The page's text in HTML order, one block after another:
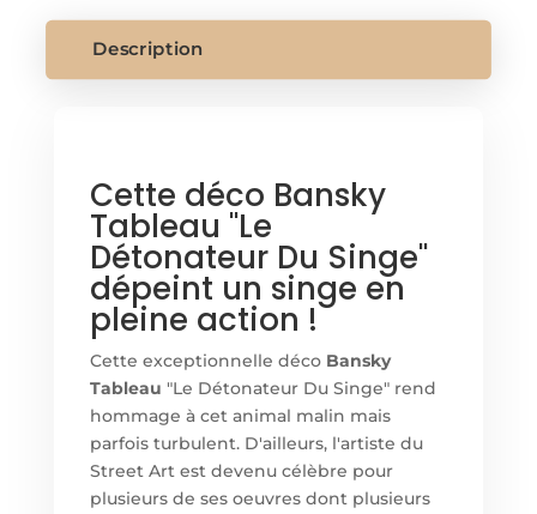
Description
Cette déco Bansky
Tableau "Le
Détonateur Du Singe"
dépeint un singe en
pleine action !
Cette exceptionnelle déco Bansky
Tableau "Le Détonateur Du Singe" rend
hommage à cet animal malin mais
parfois turbulent. D'ailleurs, l'artiste du
Street Art est devenu célèbre pour
plusieurs de ses oeuvres dont plusieurs